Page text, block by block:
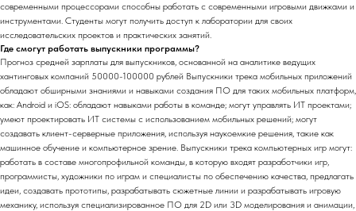
современными процессорами способны работать с современными игровыми движками и
инструментами. Студенты могут получить доступ к лаборатории для своих
исследовательских проектов и практических занятий.
Где смогут работать выпускники программы?
Прогноз средней зарплаты для выпускников, основанной на аналитике ведущих
хантинговых компаний 50000-100000 рублей Выпускники трека мобильных приложений
обладают обширными знаниями и навыками создания ПО для таких мобильных платформ,
как: Android и iOS: обладают навыками работы в команде; могут управлять ИТ проектами;
умеют проектировать ИТ системы с использованием мобильных решений; могут
создавать клиент-серверные приложения, используя наукоемкие решения, такие как
машинное обучение и компьютерное зрение. Выпускники трека компьютерных игр могут:
работать в составе многопрофильной команды, в которую входят разработчики игр,
программисты, художники по играм и специалисты по обеспечению качества, предлагать
идеи, создавать прототипы, разрабатывать сюжетные линии и разрабатывать игровую
механику, используя специализированное ПО для 2D или 3D моделирования и анимации,